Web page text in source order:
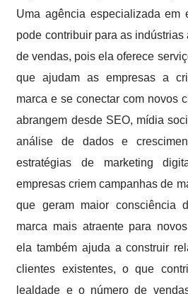
Uma agência especializada em
pode contribuir para as indústrias
de vendas, pois ela oferece
que ajudam as empresas a
marca e se conectar com novos
abrangem desde SEO, mídia
análise de dados e
estratégias de marketing
empresas criem campanhas de
que geram maior consciência
marca mais atraente para
ela também ajuda a construir
clientes existentes, o que
lealdade e o número de